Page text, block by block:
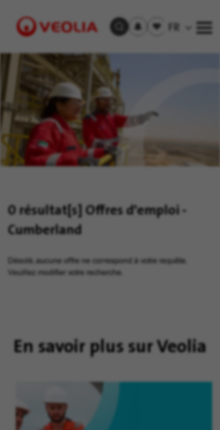
Visit
Trouver un emploi
aux
Offre(s)
sauvegardée(s)
FR
0 résultat[s]Offres d'emploi -
Cumberland
Désolé, aucune offre ne correspond à votre requête.
Veuillez modifier votre recherche.
En savoir plus sur Veolia